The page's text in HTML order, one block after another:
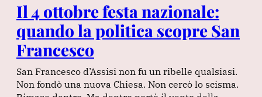
Il 4 ottobre festa nazionale:
quando la politica scopre San
Francesco
San Francesco d’Assisi non fu un ribelle qualsiasi.
Non fondò una nuova Chiesa. Non cercò lo scisma.